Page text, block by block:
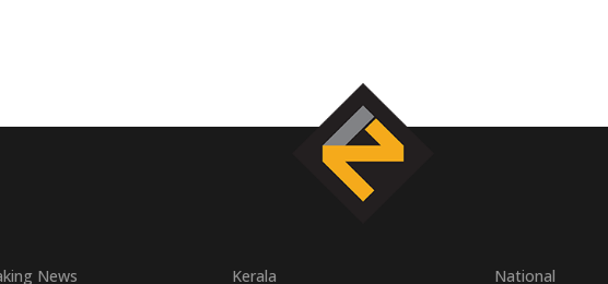
News Kerala National